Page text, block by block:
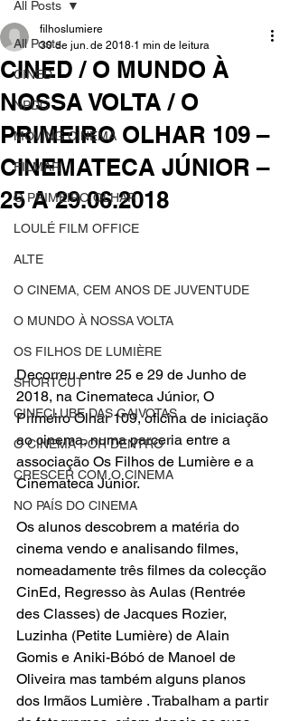
All Posts
CINED
NPDC
MOVING CINEMA
FILMAR
O PRIMEIRO OLHAR
LOULÉ FILM OFFICE
ALTE
O CINEMA, CEM ANOS DE JUVENTUDE
O MUNDO À NOSSA VOLTA
OS FILHOS DE LUMIÈRE
SHORTCUT
CINECLUBE DAS GAIVOTAS
O CINEMA POR DENTRO
CRESCER COM O CINEMA
NO PAÍS DO CINEMA
All Posts
CINED / O MUNDO À
NOSSA VOLTA / O
PRIMEIRO OLHAR 109 –
CINEMATECA JÚNIOR –
25 A 29.06.2018
filhoslumiere
30 de jun. de 2018 1 min de leitura
Decorreu entre 25 e 29 de Junho de
2018, na Cinemateca Júnior, O
Primeiro Olhar 109, oficina de iniciação
ao cinema, numa parceria entre a
associação Os Filhos de Lumière e a
Cinemateca Júnior.
Os alunos descobrem a matéria do
cinema vendo e analisando filmes,
nomeadamente três filmes da colecção
CinEd, Regresso às Aulas (Rentrée
des Classes) de Jacques Rozier,
Luzinha (Petite Lumière) de Alain
Gomis e Aniki-Bóbó de Manoel de
Oliveira mas também alguns planos
dos Irmãos Lumière . Trabalham a partir